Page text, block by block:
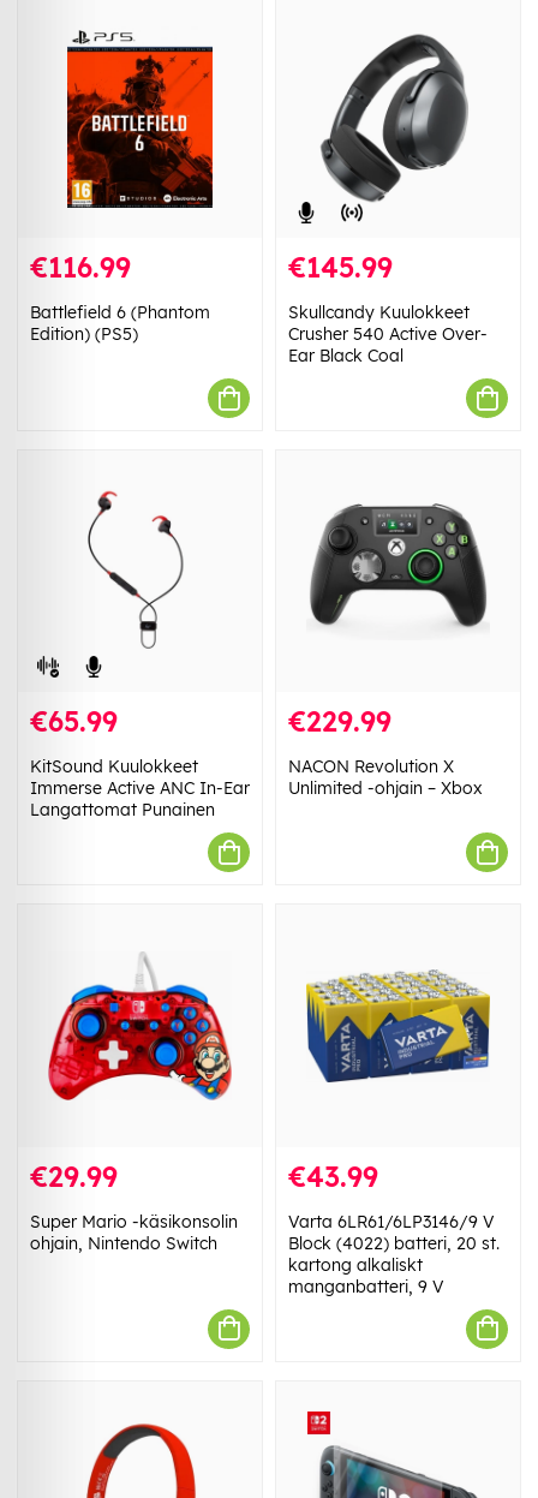
€116.99
Battlefield 6 (Phantom
Edition) (PS5)
€145.99
Skullcandy Kuulokkeet
Crusher 540 Active Over-
Ear Black Coal
€65.99
KitSound Kuulokkeet
Immerse Active ANC In-Ear
Langattomat Punainen
€229.99
NACON Revolution X
Unlimited -ohjain – Xbox
€29.99
Super Mario -käsikonsolin
ohjain, Nintendo Switch
€43.99
Varta 6LR61/6LP3146/9 V
Block (4022) batteri, 20 st.
kartong alkaliskt
manganbatteri, 9 V